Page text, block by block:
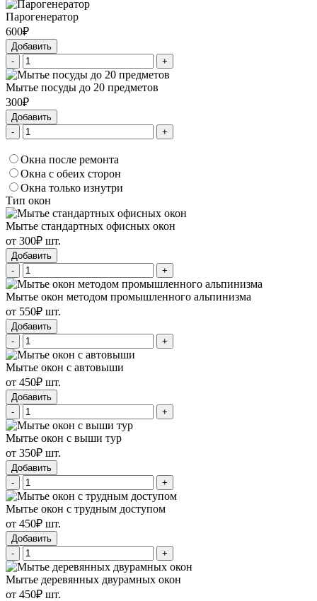
Парогенератор
600₽
Добавить
-
+
Мытье посуды до 20 предметов
300₽
Добавить
-
+
Окна после ремонта
Окна с обеих сторон
Окна только изнутри
Тип окон
Мытье стандартных офисных окон
от 300₽ шт.
Добавить
-
+
Мытье окон методом промышленного альпинизма
от 550₽ шт.
Добавить
-
+
Мытье окон с автовыши
от 450₽ шт.
Добавить
-
+
Мытье окон с выши тур
от 350₽ шт.
Добавить
-
+
Мытье окон с трудным доступом
от 450₽ шт.
Добавить
-
+
Мытье деревянных двурамных окон
от 450₽ шт.